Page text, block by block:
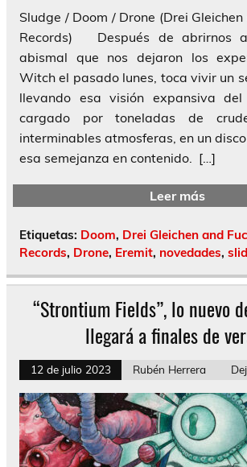
Sludge / Doom / Drone (Drei
Records) Después de abrirnos
abismal que nos dejaron los
Witch el pasado lunes, toca vivir un
llevando esa visión expansiva
cargado por toneladas de
interminables atmosferas, en un
esa semejanza en contenido. […]
Leer más
Etiquetas: Doom, Drei Gleichen and
Records, Drone, Eremit, novedades,
“Strontium Fields”, lo nuevo
llegará a finales de
12 de julio 2023 Rubén Herrera